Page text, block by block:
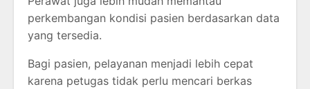
perkembangan kondisi pasien berdasarkan data
yang tersedia.
Bagi pasien, pelayanan menjadi lebih cepat
karena petugas tidak perlu mencari berkas